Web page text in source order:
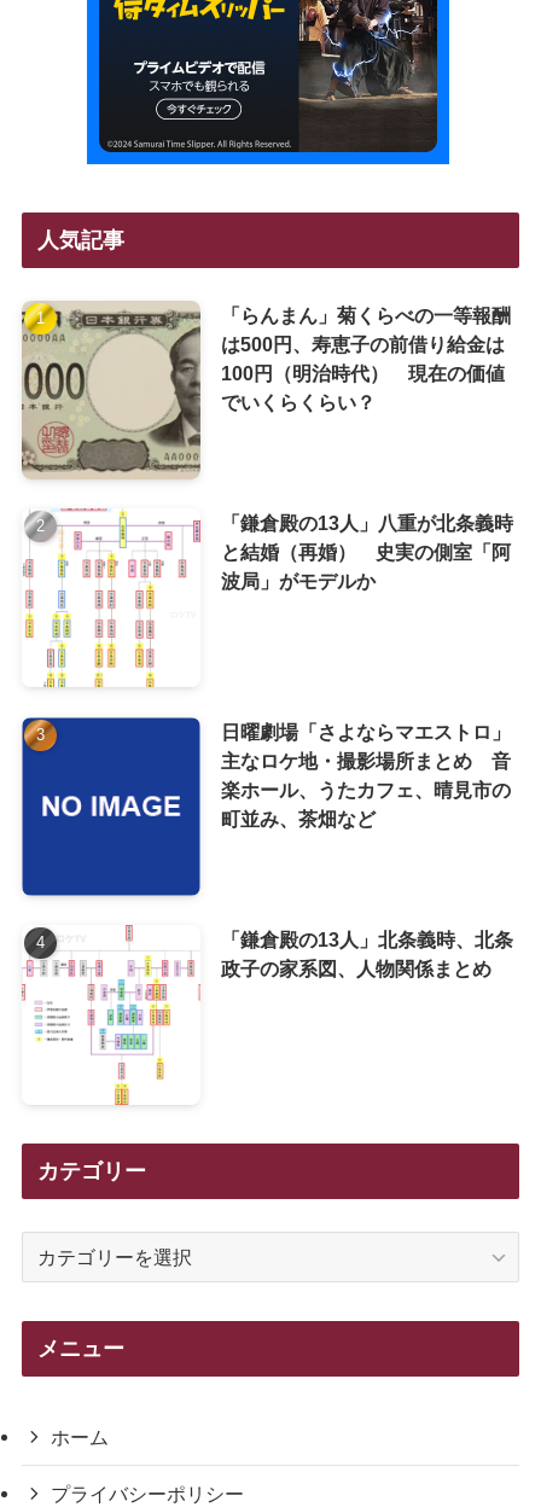
人気記事
「らんまん」菊くらべの一等報酬
は500円、寿恵子の前借り給金は
100円（明治時代） 現在の価値
でいくらくらい？
「鎌倉殿の13人」八重が北条義時
と結婚（再婚） 史実の側室「阿
波局」がモデルか
日曜劇場「さよならマエストロ」
主なロケ地・撮影場所まとめ 音
楽ホール、うたカフェ、晴見市の
町並み、茶畑など
「鎌倉殿の13人」北条義時、北条
政子の家系図、人物関係まとめ
カテゴリー
メニュー
ホーム
プライバシーポリシー